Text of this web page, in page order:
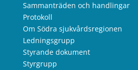
Sammanträden och handlingar
Protokoll
Om Södra sjukvårdsregionen
Ledningsgrupp
Styrande dokument
Styrgrupp